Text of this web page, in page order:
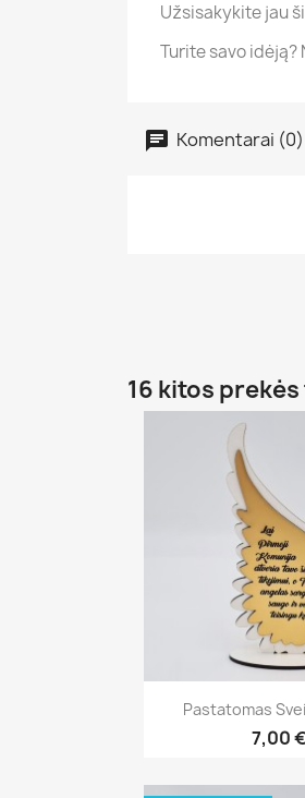
Užsisakykite jau
Turite savo
Komentarai (0)
16 kitos
Greita
Pastatomas
7,00 €